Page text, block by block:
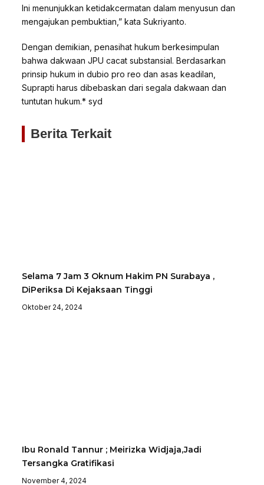
Ini menunjukkan ketidakcermatan dalam menyusun dan
mengajukan pembuktian,” kata Sukriyanto.
Dengan demikian, penasihat hukum berkesimpulan
bahwa dakwaan JPU cacat substansial. Berdasarkan
prinsip hukum in dubio pro reo dan asas keadilan,
Suprapti harus dibebaskan dari segala dakwaan dan
tuntutan hukum.* syd
Berita Terkait
Selama 7 Jam 3 Oknum Hakim PN Surabaya ,
DiPeriksa Di Kejaksaan Tinggi
Oktober 24, 2024
Ibu Ronald Tannur ; Meirizka Widjaja,Jadi
Tersangka Gratifikasi
November 4, 2024